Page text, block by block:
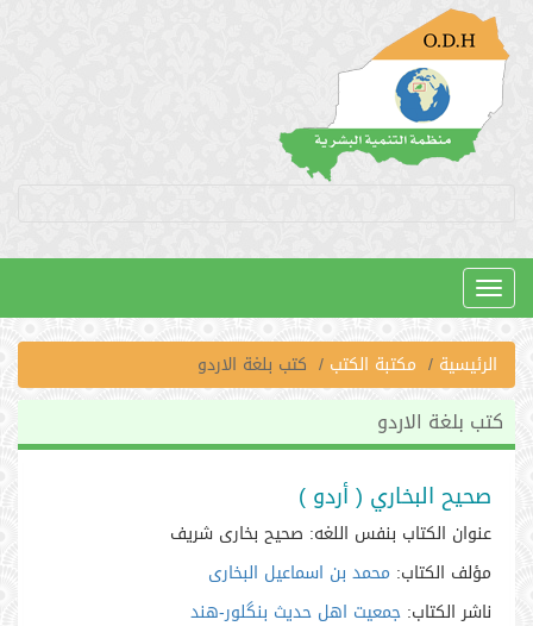
Toggle
navigation
الرئيسية
مكتبة الكتب كتب بلغة الاردو
كتب بلغة الاردو
صحيح البخاري ( أردو )
عنوان الكتاب بنفس اللغه: صحیح بخاری شریف
مؤلف الكتاب: محمد بن اسماعیل البخاری
ناشر الكتاب: جمعيت اهل حديث بنگلور-هند